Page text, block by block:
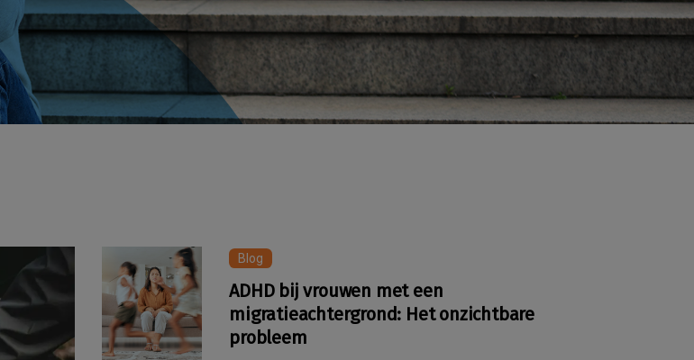
Blog
ADHD bij vrouwen met een
migratieachtergrond: Het onzichtbare
probleem